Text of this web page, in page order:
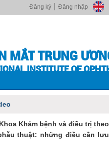
Đăng nhập
Đăng ký
MẮT TRUNG
INSTITUTE OF
Khám bệnh và điều trị theo
thuật: những điều cần lưu